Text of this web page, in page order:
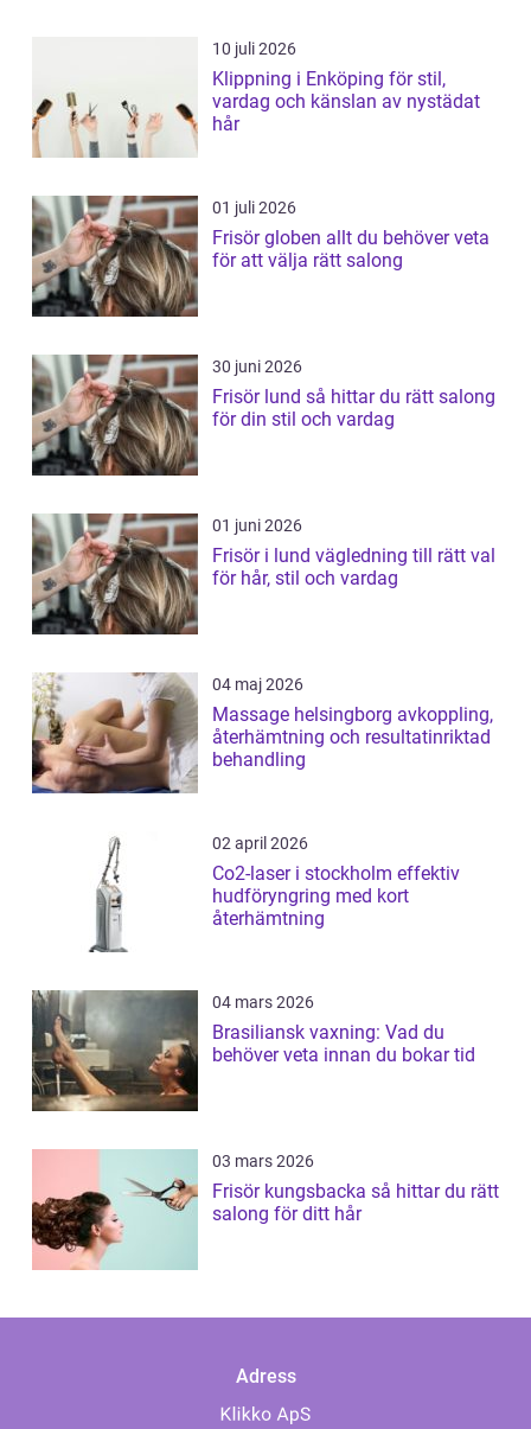
10 juli 2026
Klippning i Enköping för stil,
vardag och känslan av nystädat
hår
01 juli 2026
Frisör globen allt du behöver veta
för att välja rätt salong
30 juni 2026
Frisör lund så hittar du rätt salong
för din stil och vardag
01 juni 2026
Frisör i lund vägledning till rätt val
för hår, stil och vardag
04 maj 2026
Massage helsingborg avkoppling,
återhämtning och resultatinriktad
behandling
02 april 2026
Co2-laser i stockholm effektiv
hudföryngring med kort
återhämtning
04 mars 2026
Brasiliansk vaxning: Vad du
behöver veta innan du bokar tid
03 mars 2026
Frisör kungsbacka så hittar du rätt
salong för ditt hår
Adress